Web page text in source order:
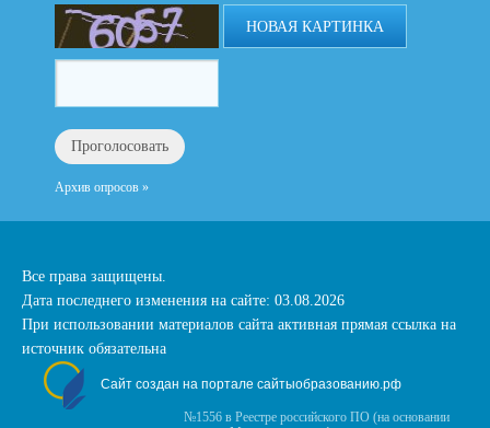
НОВАЯ КАРТИНКА
Архив опросов »
Все права защищены.
Дата последнего изменения на сайте: 03.08.2026
При использовании материалов сайта активная прямая ссылка на
источник обязательна
Сайт создан на портале сайтыобразованию.рф
№1556 в Реестре российского ПО (на основании